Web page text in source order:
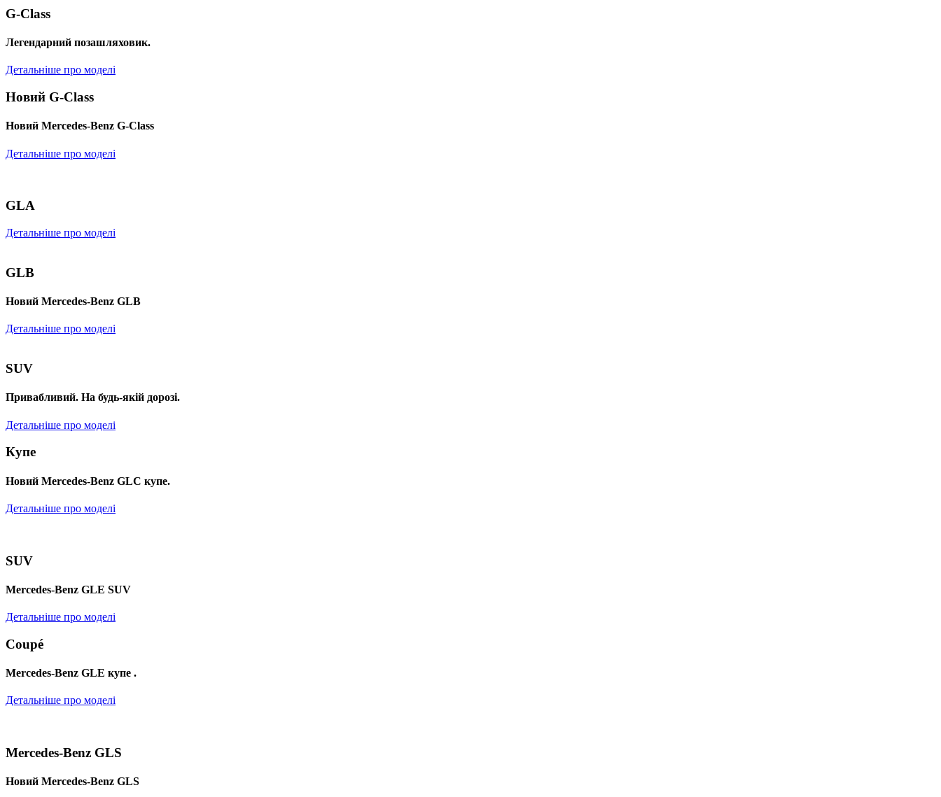
G-Class
Легендарний позашляховик.
Детальніше про моделі
Новий G-Class
Новий Mercedes-Benz G-Class
Детальніше про моделі
GLA
Детальніше про моделі
GLB
Новий Mercedes-Benz GLB
Детальніше про моделі
SUV
Привабливий. На будь-якій дорозі.
Детальніше про моделі
Купе
Новий Mercedes-Benz GLС купе.
Детальніше про моделі
SUV
Mercedes-Benz GLE SUV
Детальніше про моделі
Coupé
Mercedes-Benz GLE купе .
Детальніше про моделі
Mercedes-Benz GLS
Новий Mercedes-Benz GLS